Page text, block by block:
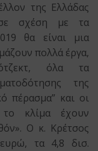
της Ελλάδας
σε σχέση με τα
θα είναι μια
πολλά έργα,
όλα τα
της
πέρασμα” και οι
το κλίμα έχουν
Ο κ. Κρέτσος
τα 4,8 δισ.